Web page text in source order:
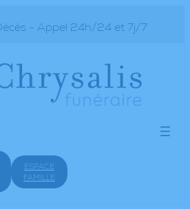
- Appel 24h/24 et 7j/7
ESPACE
FAMILLE